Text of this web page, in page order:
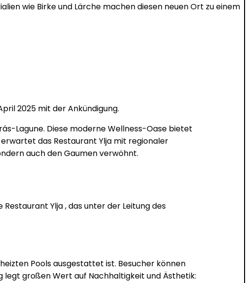
wie Birke und Lärche machen diesen neuen Ort zu einem
2025 mit der Ankündigung.
Lagune. Diese moderne Wellness-Oase bietet
das Restaurant Ylja mit regionaler
auch den Gaumen verwöhnt.
Restaurant Ylja , das unter der Leitung des
Pools ausgestattet ist. Besucher können
legt großen Wert auf Nachhaltigkeit und Ästhetik: